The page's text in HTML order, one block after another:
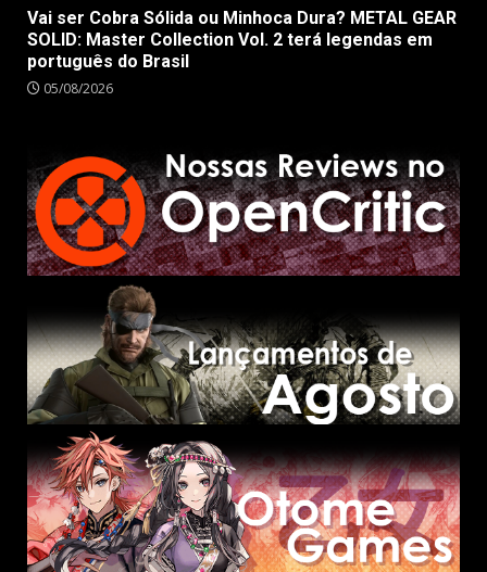
Vai ser Cobra Sólida ou Minhoca Dura? METAL GEAR
SOLID: Master Collection Vol. 2 terá legendas em
português do Brasil
05/08/2026